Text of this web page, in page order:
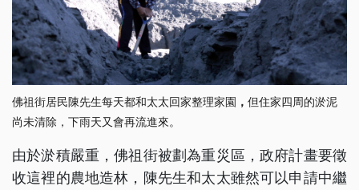
佛祖街居民陳先生每天都和太太回家整理家園 ， 但住家四周的淤泥
尚未清除，下雨天又會再流進來。
由於淤積嚴重，佛祖街被劃為重災區，政府計畫要徵
收這裡的農地造林，陳先生和太太雖然可以申請中繼